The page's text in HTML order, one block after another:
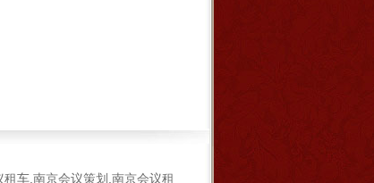
车,南京会议策划,南京会议租